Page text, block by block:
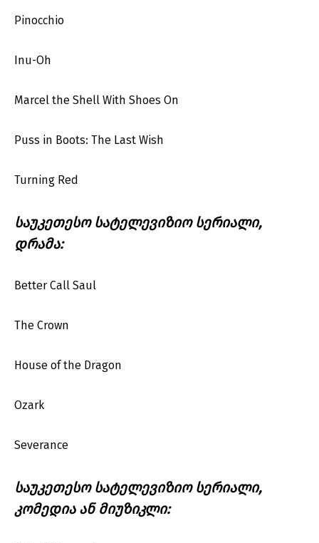
Pinocchio
Inu-Oh
Marcel the Shell With Shoes On
Puss in Boots: The Last Wish
Turning Red
საუკეთესო სატელევიზიო სერიალი,
დრამა:
Better Call Saul
The Crown
House of the Dragon
Ozark
Severance
საუკეთესო სატელევიზიო სერიალი,
კომედია ან მიუზიკლი: